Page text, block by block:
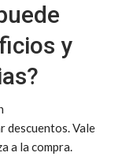
y
descuentos. Vale
a la compra.